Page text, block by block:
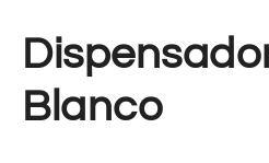
Blanco